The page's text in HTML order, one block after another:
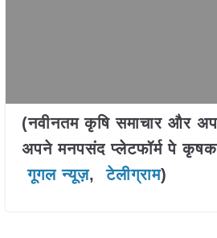
(नवीनतम कृषि समाचार और
अपने मनपसंद प्लेटफॉर्म पे
गूगल न्यूज़,टेलीग्राम)